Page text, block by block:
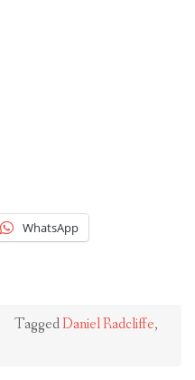
WhatsApp
TaggedDaniel Radcliffe,